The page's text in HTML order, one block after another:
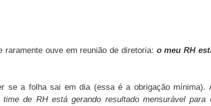
raramente ouve em reunião de diretoria: o meu RH
se a folha sai em dia (essa é a obrigação mínima).
de RH está gerando resultado mensurável para